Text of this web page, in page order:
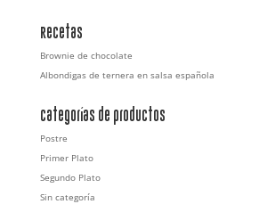
Recetas
Brownie de chocolate
Albondigas de ternera en salsa española
Categorías de productos
Postre
Primer Plato
Segundo Plato
Sin categoría